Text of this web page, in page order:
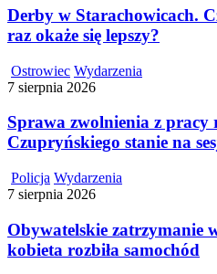
Derby w Starachowicach.
raz okaże się lepszy?
Ostrowiec Wydarzenia
7 sierpnia 2026
Sprawa zwolnienia z pracy
Czupryńskiego stanie na
Policja Wydarzenia
7 sierpnia 2026
Obywatelskie zatrzymanie
kobieta rozbiła samochód